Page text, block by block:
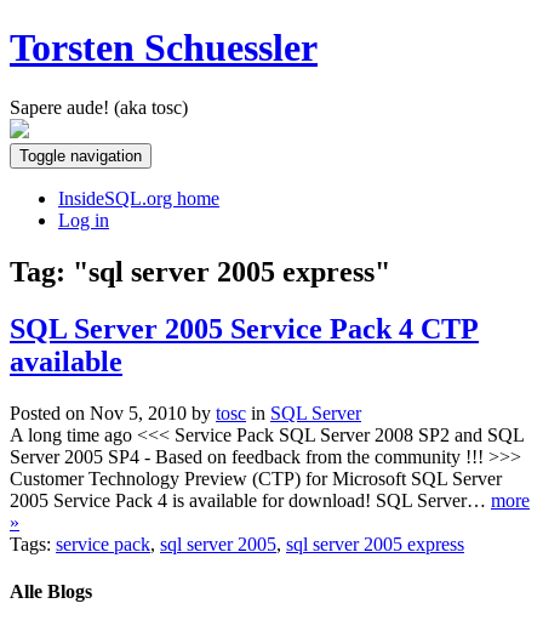
Torsten Schuessler
Sapere aude! (aka tosc)
Toggle navigation
InsideSQL.org home
Log in
Tag: "sql server 2005 express"
SQL Server 2005 Service Pack 4 CTP
available
Posted on Nov 5, 2010 by tosc in SQL Server
A long time ago <<< Service Pack SQL Server 2008 SP2 and SQL
Server 2005 SP4 - Based on feedback from the community !!! >>>
Customer Technology Preview (CTP) for Microsoft SQL Server
2005 Service Pack 4 is available for download! SQL Server… more
»
Tags: service pack, sql server 2005, sql server 2005 express
Alle Blogs